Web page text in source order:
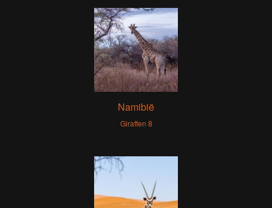
Namibië
Giraffen 8